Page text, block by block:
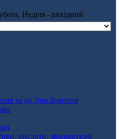
Неділя - вихідний
та до Дня Вчителя